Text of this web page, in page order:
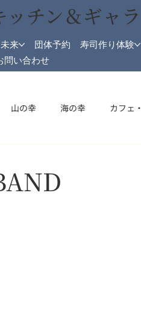
来 団体予約
寿司作り体験
問い合わせ
チン＆ギャラ
山の幸 海の幸 カフェ